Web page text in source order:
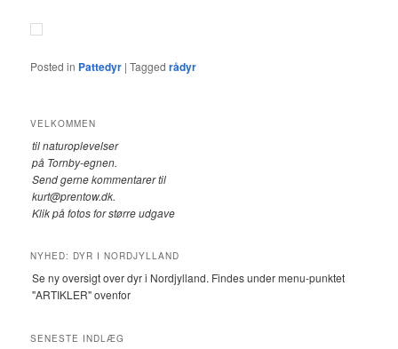
Posted in Pattedyr |Tagged rådyr
VELKOMMEN
til naturoplevelser
på Tornby-egnen.
Send gerne kommentarer til
kurt@prentow.dk.
Klik på fotos for større udgave
NYHED: DYR I NORDJYLLAND
Se ny oversigt over dyr i Nordjylland. Findes under menu-punktet
"ARTIKLER" ovenfor
SENESTE INDLÆG